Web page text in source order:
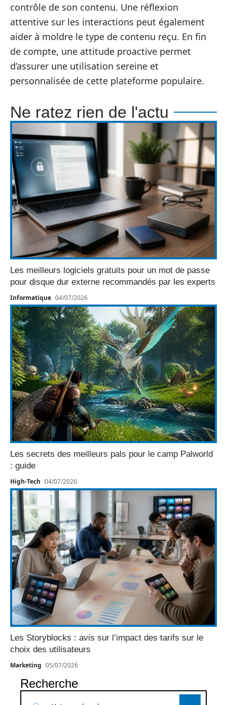
contrôle de son contenu. Une réflexion
attentive sur les interactions peut également
aider à moldre le type de contenu reçu. En fin
de compte, une attitude proactive permet
d’assurer une utilisation sereine et
personnalisée de cette plateforme populaire.
Ne ratez rien de l'actu
Les meilleurs logiciels gratuits pour un mot de passe
pour disque dur externe recommandés par les experts
Informatique 04/07/2026
Les secrets des meilleurs pals pour le camp Palworld
: guide
High-Tech 04/07/2026
Les Storyblocks : avis sur l’impact des tarifs sur le
choix des utilisateurs
Marketing 05/07/2026
Recherche